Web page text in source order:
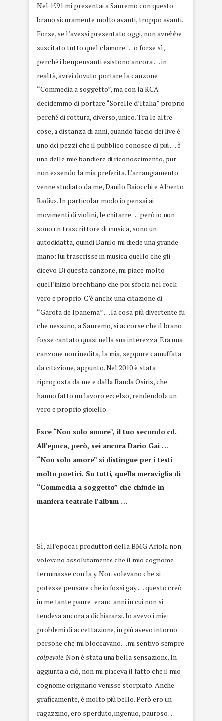
Nel 1991 mi presentai a Sanremo con questo
brano sicuramente molto avanti, troppo avanti.
Forse, se l’avessi presentato oggi, non avrebbe
suscitato tutto quel clamore … o forse sì,
perché i benpensanti esistono ancora … in
realtà, avrei dovuto portare la canzone
“Commedia a soggetto”, ma con la RCA
decidemmo di portare “Sorelle d’Italia” proprio
perché di rottura, diverso, unico. Tra le altre
cose, a distanza di anni, quando faccio dei live è
uno dei pezzi che il pubblico conosce di più … è
una delle mie bandiere di riconoscimento, pur
non essendo la mia preferita. L’arrangiamento
venne studiato da me, Danilo Baiocchi e Alberto
Radius. In particolar modo io pensai ai
movimenti di violini, le chitarre … però io non
sono un trascrittore di musica, sono un
autodidatta, quindi Danilo mi diede una grande
mano: lui trascrisse in musica quello che gli
dicevo. Di questa canzone, mi piace molto
quell’inizio brechtiano che poi sfocia nel rock
vero e proprio. C’è anche una citazione di
“Garota de Ipanema” … la cosa più divertente fu
che nessuno, a Sanremo, si accorse che il brano
fosse cantato quasi nella sua interezza. Era una
canzone non inedita, la mia, seppure camuffata
da citazione, appunto. Nel 2010 è stata
riproposta da me e dalla Banda Osiris, che
hanno fatto un lavoro eccelso, rendendola un
vero e proprio gioiello.
Esce “Non solo amore”, il tuo secondo cd.
All’epoca, però, sei ancora Dario Gai …
“Non solo amore” si distingue per i testi
molto poetici. Su tutti, quella meraviglia di
“Commedia a soggetto” che chiude in
maniera teatrale l’album …
Sì, all’epoca i produttori della BMG Ariola non
volevano assolutamente che il mio cognome
terminasse con la y. Non volevano che si
potesse pensare che io fossi gay … questo creò
in me tante paure: erano anni in cui non si
tendeva ancora a dichiararsi. Io avevo i miei
problemi di accettazione, in più avevo intorno
persone che mi bloccavano…mi sentivo sempre
colpevole. Non è stata una bella sensazione. In
aggiunta a ciò, non mi piaceva il fatto che il mio
cognome originario venisse storpiato. Anche
graficamente, è molto più bello. Però ero un
ragazzino, ero sperduto, ingenuo, pauroso …